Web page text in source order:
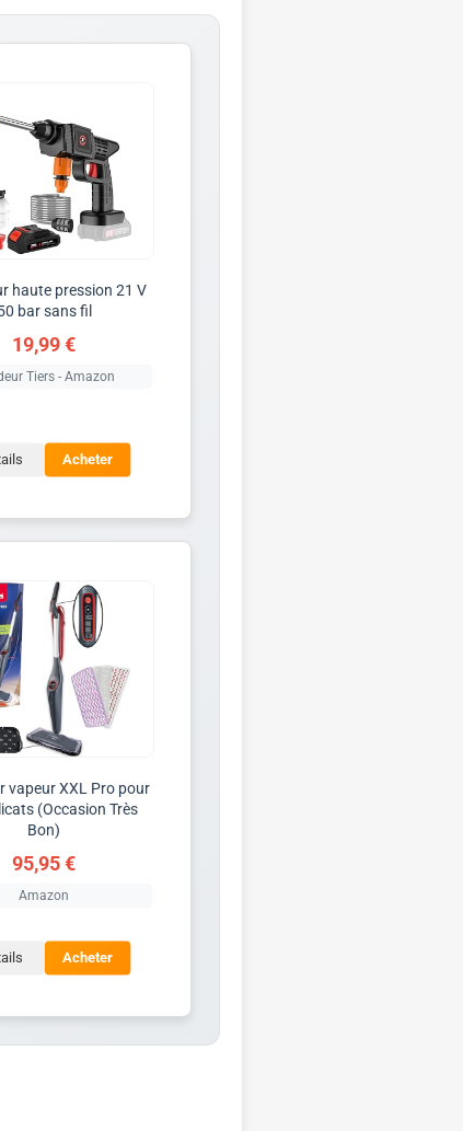
haute pression 21 V
bar sans fil
19,99 €
Tiers - Amazon
Acheter
vapeur XXL Pro pour
(Occasion Très
Bon)
95,95 €
Amazon
Acheter